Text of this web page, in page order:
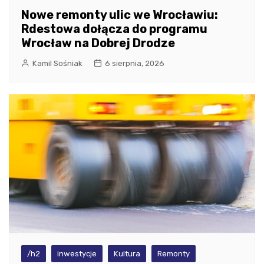
Nowe remonty ulic we Wrocławiu:
Rdestowa dołącza do programu
Wrocław na Dobrej Drodze
Kamil Sośniak 6 sierpnia, 2026
/h2 inwestycje Kultura Remonty